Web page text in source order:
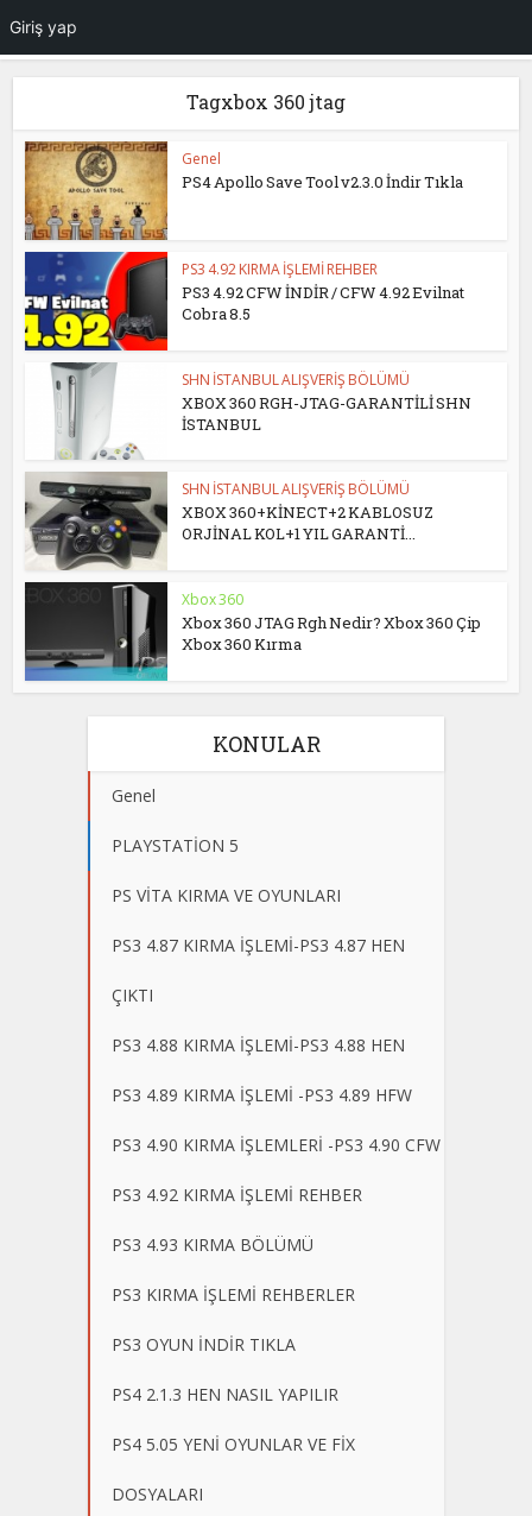
Tagxbox 360 jtag
Genel
PS4 Apollo Save Tool v2.3.0 İndir Tıkla
PS3 4.92 KIRMA İŞLEMİ REHBER
PS3 4.92 CFW İNDİR / CFW 4.92 Evilnat
Cobra 8.5
SHN İSTANBUL ALIŞVERİŞ BÖLÜMÜ
XBOX 360 RGH-JTAG-GARANTİLİ SHN
İSTANBUL
SHN İSTANBUL ALIŞVERİŞ BÖLÜMÜ
XBOX 360+KİNECT+2 KABLOSUZ
ORJİNAL KOL+1 YIL GARANTİ...
Xbox 360
Xbox 360 JTAG Rgh Nedir? Xbox 360 Çip
Xbox 360 Kırma
KONULAR
Genel
PLAYSTATİON 5
PS VİTA KIRMA VE OYUNLARI
PS3 4.87 KIRMA İŞLEMİ-PS3 4.87 HEN
ÇIKTI
PS3 4.88 KIRMA İŞLEMİ-PS3 4.88 HEN
PS3 4.89 KIRMA İŞLEMİ -PS3 4.89 HFW
PS3 4.90 KIRMA İŞLEMLERİ -PS3 4.90 CFW
PS3 4.92 KIRMA İŞLEMİ REHBER
PS3 4.93 KIRMA BÖLÜMÜ
PS3 KIRMA İŞLEMİ REHBERLER
PS3 OYUN İNDİR TIKLA
PS4 2.1.3 HEN NASIL YAPILIR
PS4 5.05 YENİ OYUNLAR VE FİX
DOSYALARI
Giriş yap